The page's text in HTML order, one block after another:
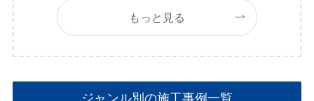
もっと見る
ジャンル別の施工事例一覧